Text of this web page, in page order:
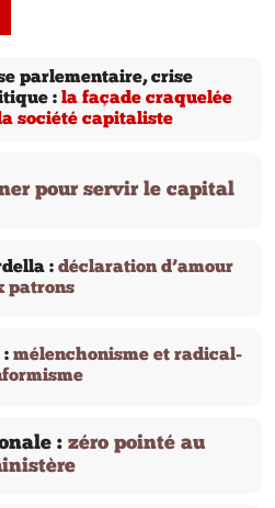
parlementaire, crise
: la façade craquelée
société capitaliste
pour servir le capital
: déclaration d’amour
patrons
: mélenchonisme et radical-
: zéro pointé au